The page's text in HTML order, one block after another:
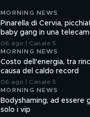
MORNING NEWS
Pinarella di Cervia,
baby gang in una
06 ago | Canale 5
MORNING NEWS
Costo dell'energia, tra
causa del caldo record
06 ago | Canale 5
MORNING NEWS
Bodyshaming, ad essere
solo i vip